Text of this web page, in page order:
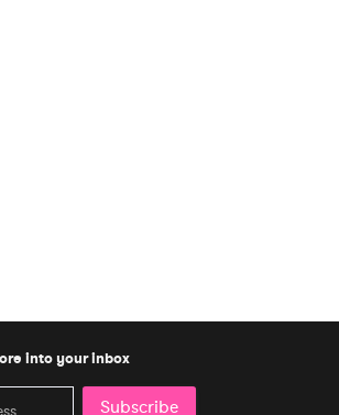
into your inbox
Subscribe